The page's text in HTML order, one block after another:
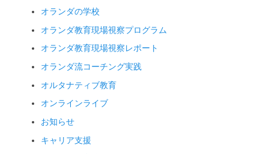
オランダの学校
オランダ教育現場視察プログラム
オランダ教育現場視察レポート
オランダ流コーチング実践
オルタナティブ教育
オンラインライブ
お知らせ
キャリア支援